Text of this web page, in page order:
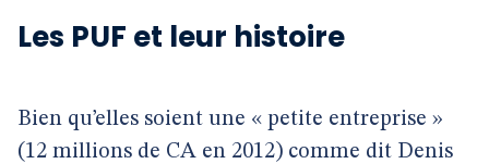
Les PUF et leur histoire
Bien qu’elles soient une « petite entreprise »
(12 millions de CA en 2012) comme dit Denis